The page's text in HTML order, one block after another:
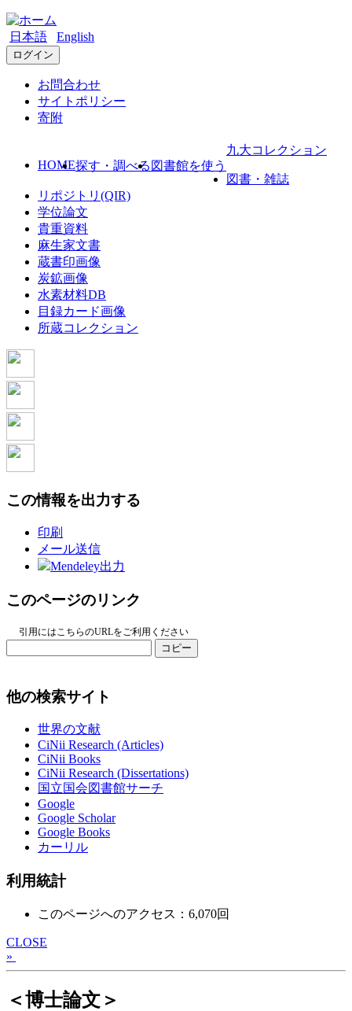
日本語 English
ログイン
お問合わせ
サイトポリシー
寄附
HOME探す・調べる 図書館を使う
九大コレクション
図書・雑誌
リポジトリ(QIR)
学位論文
貴重資料
麻生家文書
蔵書印画像
炭鉱画像
水素材料DB
目録カード画像
所蔵コレクション
この情報を出力する
印刷
メール送信
Mendeley出力
このページのリンク
引用にはこちらのURLをご利用ください
コピー
他の検索サイト
世界の文献
CiNii Research (Articles)
CiNii Books
CiNii Research (Dissertations)
国立国会図書館サーチ
Google
Google Scholar
Google Books
カーリル
利用統計
このページへのアクセス：6,070回
CLOSE
»
＜博士論文＞